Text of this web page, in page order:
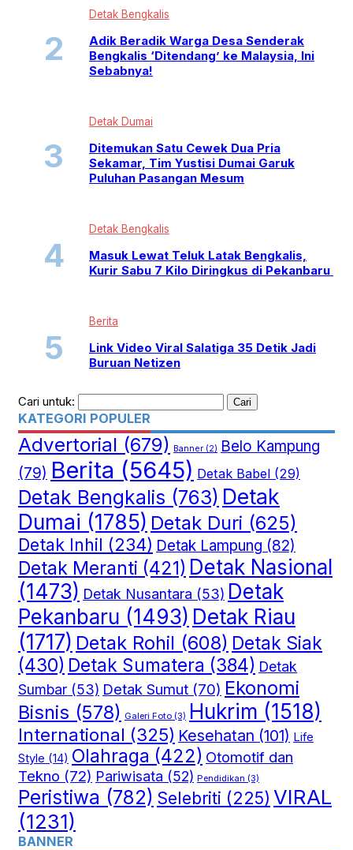
Detak Bengkalis
Adik Beradik Warga Desa Senderak
Bengkalis ‘Ditendang’ ke Malaysia, Ini
Sebabnya!
Detak Dumai
Ditemukan Satu Cewek Dua Pria
Sekamar, Tim Yustisi Dumai Garuk
Puluhan Pasangan Mesum
Detak Bengkalis
Masuk Lewat Teluk Latak Bengkalis,
Kurir Sabu 7 Kilo Diringkus di Pekanbaru
Berita
Link Video Viral Salatiga 35 Detik Jadi
Buruan Netizen
Cari untuk:
KATEGORI POPULER
Advertorial (679) Banner (2) Belo Kampung
(79) Berita (5645) Detak Babel (29)
Detak Bengkalis (763) Detak
Dumai (1785) Detak Duri (625)
Detak Inhil (234) Detak Lampung (82)
Detak Meranti (421) Detak Nasional
(1473) Detak Nusantara (53) Detak
Pekanbaru (1493) Detak Riau
(1717) Detak Rohil (608) Detak Siak
(430) Detak Sumatera (384) Detak
Sumbar (53) Detak Sumut (70) Ekonomi
Bisnis (578) Galeri Foto (3) Hukrim (1518)
International (325) Kesehatan (101) Life
Style (14) Olahraga (422) Otomotif dan
Tekno (72) Pariwisata (52) Pendidikan (3)
Peristiwa (782) Selebriti (225) VIRAL
(1231)
BANNER